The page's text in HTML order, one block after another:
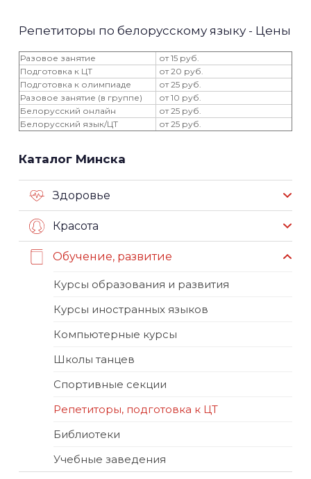
Репетиторы по белорусскому языку - Цены
Разовое занятие
от 15 руб.
Подготовка к ЦТ
от 20 руб.
Подготовка к олимпиаде
от 25 руб.
Разовое занятие (в группе)
от 10 руб.
Белорусский онлайн
от 25 руб.
Белорусский язык/ЦТ
от 25 руб.
Каталог Минска
Здоровье
Красота
Обучение, развитие
Курсы образования и развития
Курсы иностранных языков
Компьютерные курсы
Школы танцев
Спортивные секции
Репетиторы, подготовка к ЦТ
Библиотеки
Учебные заведения